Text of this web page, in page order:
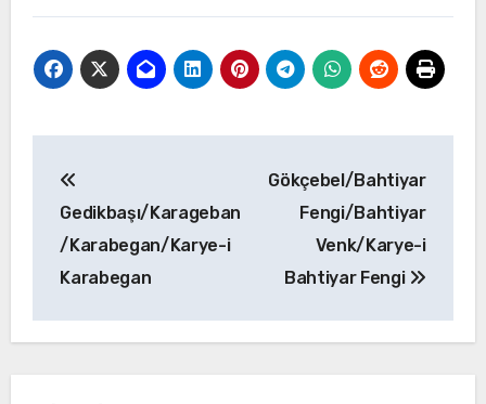
gezinmesi
Gedikbaşı/Karageban
/Karabegan/Karye-i
Karabegan
Gökçebel/Bahtiyar
Fengi/Bahtiyar
Venk/Karye-i
Bahtiyar Fengi